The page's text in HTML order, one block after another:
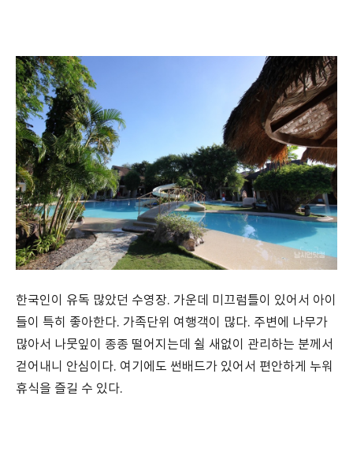
한국인이 유독 많았던 수영장. 가운데 미끄럼틀이 있어서 아이
들이 특히 좋아한다. 가족단위 여행객이 많다. 주변에 나무가
많아서 나뭇잎이 종종 떨어지는데 쉴 새없이 관리하는 분께서
걷어내니 안심이다. 여기에도 썬배드가 있어서 편안하게 누워
휴식을 즐길 수 있다.